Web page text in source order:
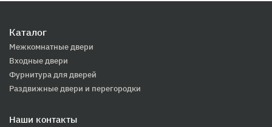
Каталог
Межкомнатные двери
Входные двери
Фурнитура для дверей
Раздвижные двери и перегородки
Наши контакты